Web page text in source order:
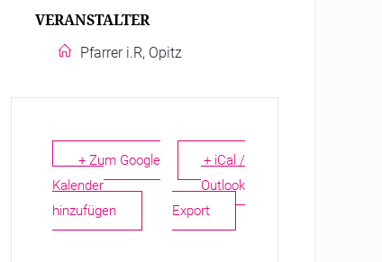
VERANSTALTER
Pfarrer i.R, Opitz
+ Zum Google
Kalender
hinzufügen
+ iCal /
Outlook
Export